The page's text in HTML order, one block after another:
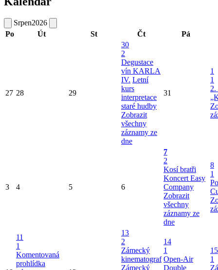
Srpen2026
Po
Út St Čt Pá
27 28 29
30
2
Degustace
vín KARLA
IV. Letní
kurs
interpretace
staré hudby
Zobrazit
všechny
záznamy ze
dne
31
1
1
2.
3 4 5 6
7
2
Kosí bratři
Koncert Easy
Company
Zobrazit
všechny
záznamy ze
dne
8
1
11
1
Komentovaná
prohlídka
13
2
Zámecký
kinematograf
Zámecký
14
1
Open-Air
Double
15
1